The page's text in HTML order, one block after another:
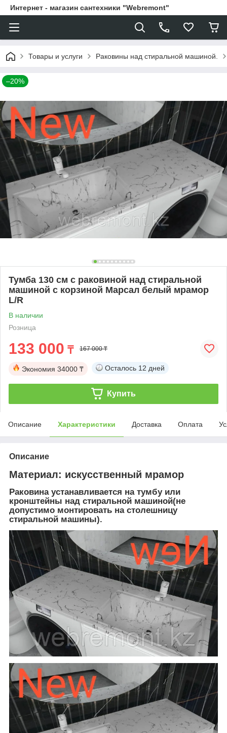
Интернет - магазин сантехники "Webremont"
Товары и услуги Раковины над стиральной машиной.
–20%
Тумба 130 см с раковиной над стиральной
машиной с корзиной Марсал белый мрамор
L/R
В наличии
Розница
133 000 ₸ 167 000 ₸
Экономия 34000 ₸ Осталось 12 дней
Купить
Описание Характеристики Доставка Оплата
Описание
Материал: искусственный мрамор
Раковина устанавливается на тумбу или
кронштейны над стиральной машиной(не
допустимо монтировать на столешницу
стиральной машины).